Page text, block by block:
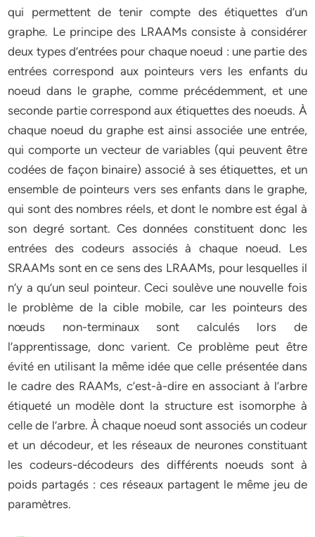
qui permettent de tenir compte des étiquettes d’un
graphe. Le principe des LRAAMs consiste à considérer
deux types d’entrées pour chaque noeud : une partie des
entrées correspond aux pointeurs vers les enfants du
noeud dans le graphe, comme précédemment, et une
seconde partie correspond aux étiquettes des noeuds. À
chaque noeud du graphe est ainsi associée une entrée,
qui comporte un vecteur de variables (qui peuvent être
codées de façon binaire) associé à ses étiquettes, et un
ensemble de pointeurs vers ses enfants dans le graphe,
qui sont des nombres réels, et dont le nombre est égal à
son degré sortant. Ces données constituent donc les
entrées des codeurs associés à chaque noeud. Les
SRAAMs sont en ce sens des LRAAMs, pour lesquelles il
n’y a qu’un seul pointeur. Ceci soulève une nouvelle fois
le problème de la cible mobile, car les pointeurs des
nœuds non-terminaux sont calculés lors de
l’apprentissage, donc varient. Ce problème peut être
évité en utilisant la même idée que celle présentée dans
le cadre des RAAMs, c’est-à-dire en associant à l’arbre
étiqueté un modèle dont la structure est isomorphe à
celle de l’arbre. À chaque noeud sont associés un codeur
et un décodeur, et les réseaux de neurones constituant
les codeurs-décodeurs des différents noeuds sont à
poids partagés : ces réseaux partagent le même jeu de
paramètres.